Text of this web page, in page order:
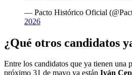
— Pacto Histórico Oficial
2026
¿Qué otros candidatos
Entre los candidatos que ya tienen una
próximo 31 de mayo ya están Iván